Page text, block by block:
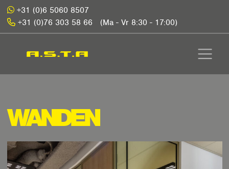
+31 (0)6 5060 8507
+31 (0)76 303 58 66
(Ma - Vr 8:30 - 17:00)
WANDEN